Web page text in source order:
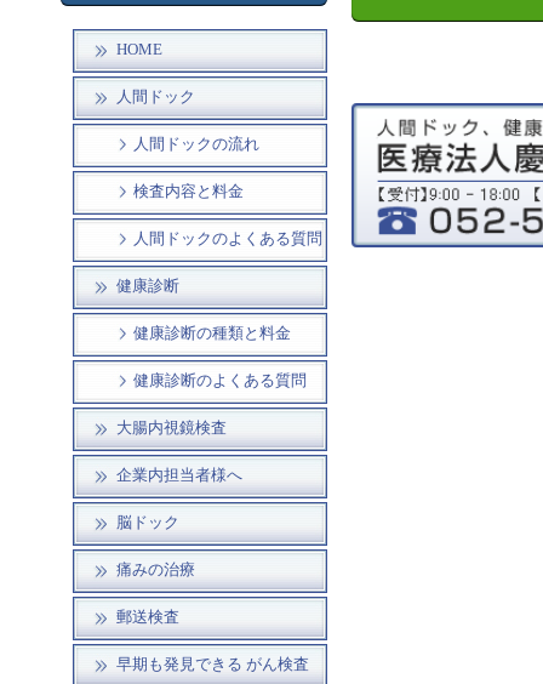
HOME
人間ドック
人間ドックの流れ
検査内容と料金
人間ドックのよくある質問
健康診断
健康診断の種類と料金
健康診断のよくある質問
大腸内視鏡検査
企業内担当者様へ
脳ドック
痛みの治療
郵送検査
早期も発見できる がん検査